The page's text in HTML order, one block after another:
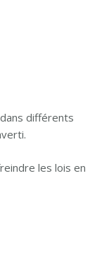
différents
les lois en